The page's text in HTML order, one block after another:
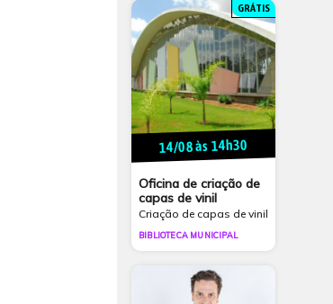
GRÁTIS
14/08 às 14h30
Oficina de criação de
capas de vinil
Criação de capas de vinil
BIBLIOTECA MUNICIPAL